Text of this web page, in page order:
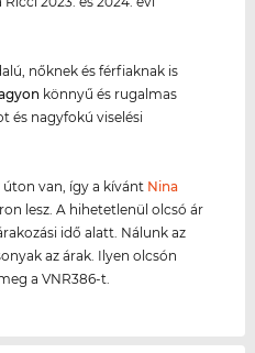
nőknek és férfiaknak is
könnyű és rugalmas
és nagyfokú viselési
van, így a kívánt Nina
lesz. A hihetetlenül olcsó ár
idő alatt. Nálunk az
az árak. Ilyen olcsón
a VNR386-t.